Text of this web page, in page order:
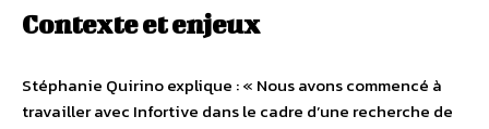
Contexte et enjeux
Stéphanie Quirino explique : « Nous avons commencé à
travailler avec Infortive dans le cadre d’une recherche de